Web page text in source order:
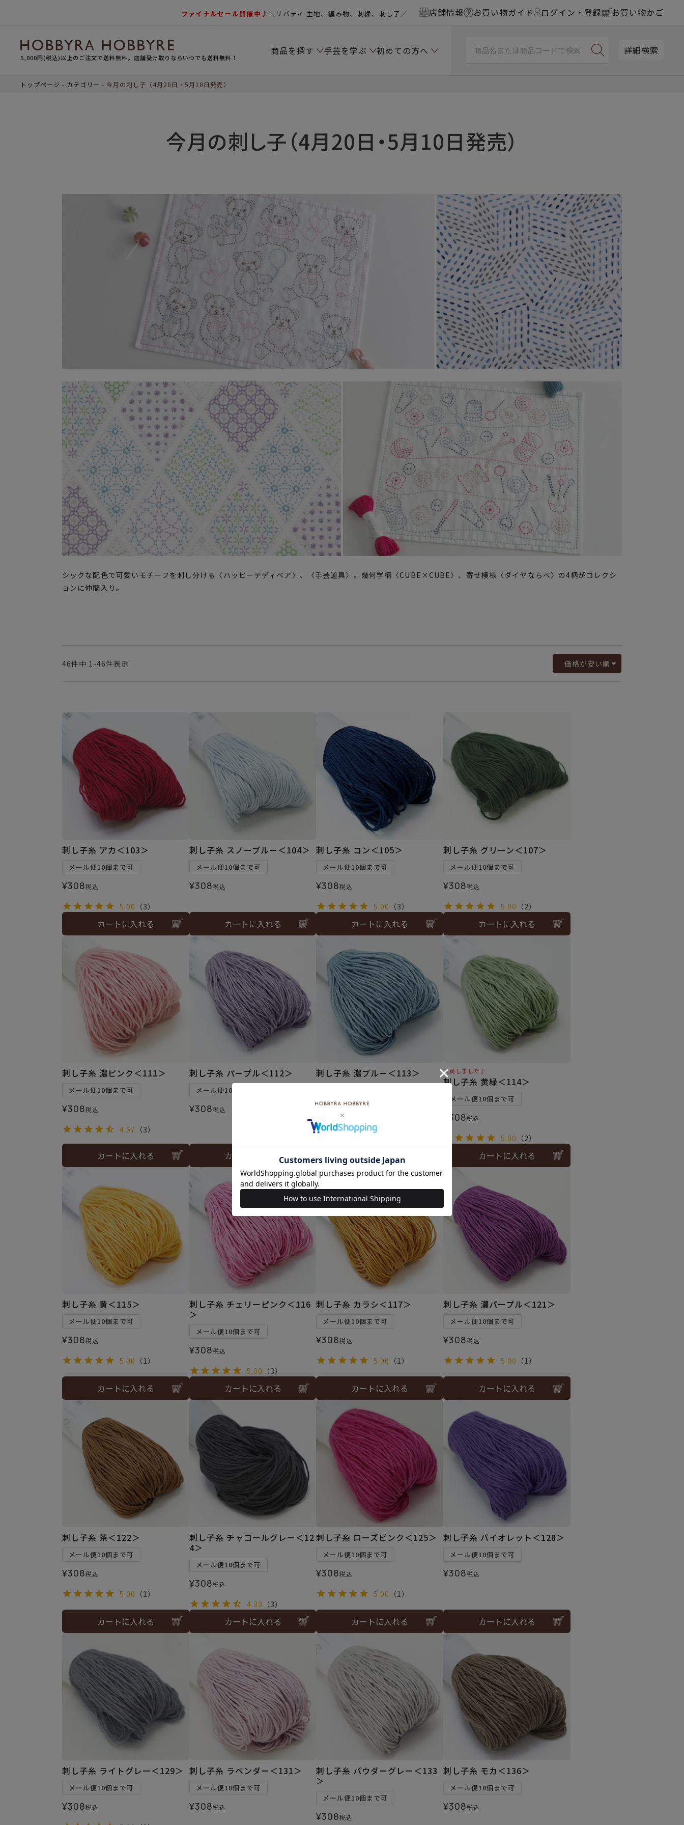
ファイナルセール開催中♪＼リバティ 生地、編み物、刺繍、刺し子／ 店舗情報 お買い物ガイド ログイン・登録 お買い物かご
5,000円(税込)以上のご注文で送料無料。店舗受け取りならいつでも送料無料！
商品を探す 手芸を学ぶ 初めての方へ 詳細検索
トップページ カテゴリー 今月の刺し子（4月20日・5月10日発売）
今月の刺し子（4月20日・5月10日発売）
シックな配色で可愛いモチーフを刺し分ける〈ハッピーテディベア〉、〈手芸道具〉。幾何学柄〈CUBE×CUBE〉、寄せ模様〈ダイヤならべ〉の4柄がコレクシ
ョンに仲間入り。
価格が安い順
46件中 1 -46件表示
刺し子糸 アカ＜103＞
メール便10個まで可
¥308税込
5.00 （3）
カートに入れる
刺し子糸 スノーブルー＜104＞
メール便10個まで可
¥308税込
カートに入れる
刺し子糸 コン＜105＞
メール便10個まで可
¥308税込
5.00 （3）
カートに入れる
刺し子糸 グリーン＜107＞
メール便10個まで可
¥308税込
5.00 （2）
カートに入れる
刺し子糸 濃ピンク＜111＞
メール便10個まで可
¥308税込
4.67 （3）
カートに入れる
刺し子糸 パープル＜112＞
メール便10個まで可
¥308税込
カートに入れる
刺し子糸 濃ブルー＜113＞
¥308
4.67
カートに入れる
入荷しました♪
刺し子糸 黄緑＜114＞
メール便10個まで可
308税込
5.00 （2）
カートに入れる
刺し子糸 黄＜115＞
メール便10個まで可
¥308税込
5.00 （1）
カートに入れる
刺し子糸 チェリーピンク＜116
＞
メール便10個まで可
¥308税込
5.00 （3）
カートに入れる
刺し子糸 カラシ＜117＞
メール便10個まで可
¥308税込
5.00 （1）
カートに入れる
刺し子糸 濃パープル＜121＞
メール便10個まで可
¥308税込
5.00 （1）
カートに入れる
刺し子糸 茶＜122＞
メール便10個まで可
¥308税込
5.00 （1）
カートに入れる
刺し子糸 チャコールグレー＜12
4＞
メール便10個まで可
¥308税込
4.33 （3）
カートに入れる
刺し子糸 ローズピンク＜125＞
メール便10個まで可
¥308税込
5.00 （1）
カートに入れる
刺し子糸 バイオレット＜128＞
メール便10個まで可
¥308税込
カートに入れる
刺し子糸 ライトグレー＜129＞
メール便10個まで可
¥308税込
刺し子糸 ラベンダー＜131＞
メール便10個まで可
¥308税込
刺し子糸 パウダーグレー＜133
＞
メール便10個まで可
¥308税込
刺し子糸 モカ＜136＞
メール便10個まで可
¥308税込